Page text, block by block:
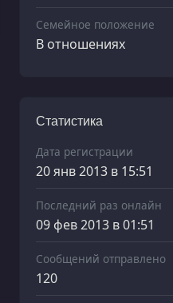
Семейное положение
В отношениях
Статистика
Дата регистрации
20 янв 2013 в 15:51
Последний раз онлайн
09 фев 2013 в 01:51
Сообщений отправлено
120